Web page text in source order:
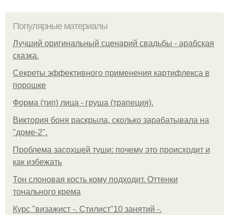
Популярные материалы
Лучший оригинальный сценарий свадьбы - арабская
сказка.
Секреты эффективного применения картифлекса в
порошке
Форма (тип) лица - груша (трапеция).
Виктория боня раскрыла, сколько зарабатывала на
"доме-2".
Проблема засохшей туши: почему это происходит и
как избежать
Тон слоновая кость кому подходит. Оттенки
тонального крема
Курс "визажист -. Стилист"10 занятий -.